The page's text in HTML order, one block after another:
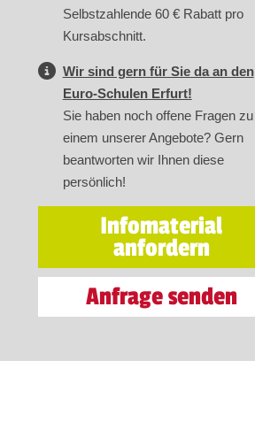
Selbstzahlende 60 € Rabatt pro
Kursabschnitt.
Wir sind gern für Sie da an den
Euro-Schulen Erfurt!
Sie haben noch offene Fragen zu
einem unserer Angebote? Gern
beantworten wir Ihnen diese
persönlich!
Infomaterial
anfordern
Anfrage senden